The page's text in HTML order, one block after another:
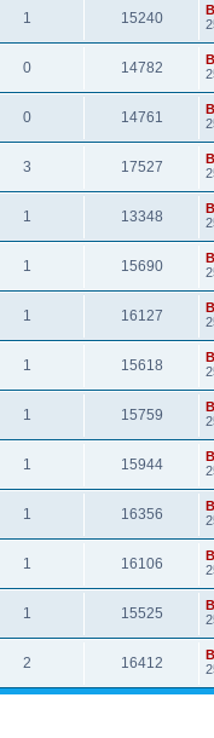
1 15240
0 14782
0 14761
3 17527
1 13348
1 15690
1 16127
1 15618
1 15759
1 15944
1 16356
1 16106
1 15525
2 16412